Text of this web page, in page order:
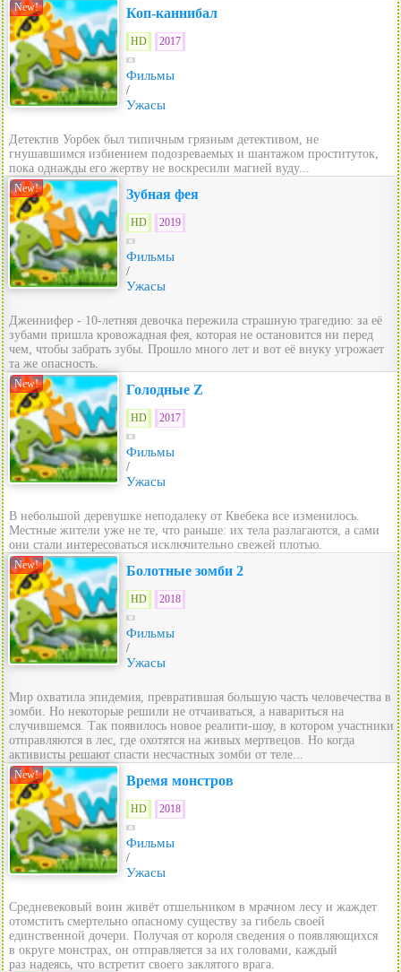
New! Коп-каннибал
HD 2017
Фильмы
/
Ужасы
Детектив Уорбек был типичным грязным детективом, не
гнушавшимся избиением подозреваемых и шантажом проституток,
пока однажды его жертву не воскресили магией вуду...
New! Зубная фея
HD 2019
Фильмы
/
Ужасы
Дженнифер - 10-летняя девочка пережила страшную трагедию: за её
зубами пришла кровожадная фея, которая не остановится ни перед
чем, чтобы забрать зубы. Прошло много лет и вот её внуку угрожает
та же опасность.
New! Голодные Z
HD 2017
Фильмы
/
Ужасы
В небольшой деревушке неподалеку от Квебека все изменилось.
Местные жители уже не те, что раньше: их тела разлагаются, а сами
они стали интересоваться исключительно свежей плотью.
New! Болотные зомби 2
HD 2018
Фильмы
/
Ужасы
Мир охватила эпидемия, превратившая большую часть человечества в
зомби. Но некоторые решили не отчаиваться, а навариться на
случившемся. Так появилось новое реалити-шоу, в котором участники
отправляются в лес, где охотятся на живых мертвецов. Но когда
активисты решают спасти несчастных зомби от теле...
New! Время монстров
HD 2018
Фильмы
/
Ужасы
Средневековый воин живёт отшельником в мрачном лесу и жаждет
отомстить смертельно опасному существу за гибель своей
единственной дочери. Получая от короля сведения о появляющихся
в округе монстрах, он отправляется за их головами, каждый
раз надеясь, что встретит своего заклятого врага.